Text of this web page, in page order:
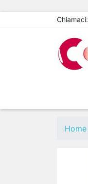
Chiamaci:
Home